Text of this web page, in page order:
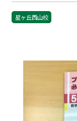
星ヶ丘西山校